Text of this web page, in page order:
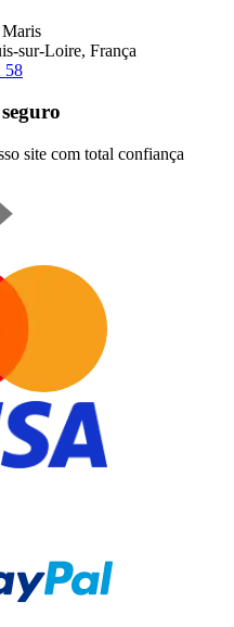
Maris
sur-Loire, França
58
site com total confiança